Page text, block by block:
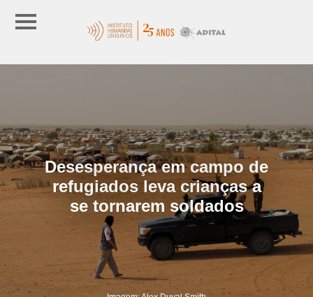
Desesperança em campo de
refugiados leva crianças a
se tornarem soldados